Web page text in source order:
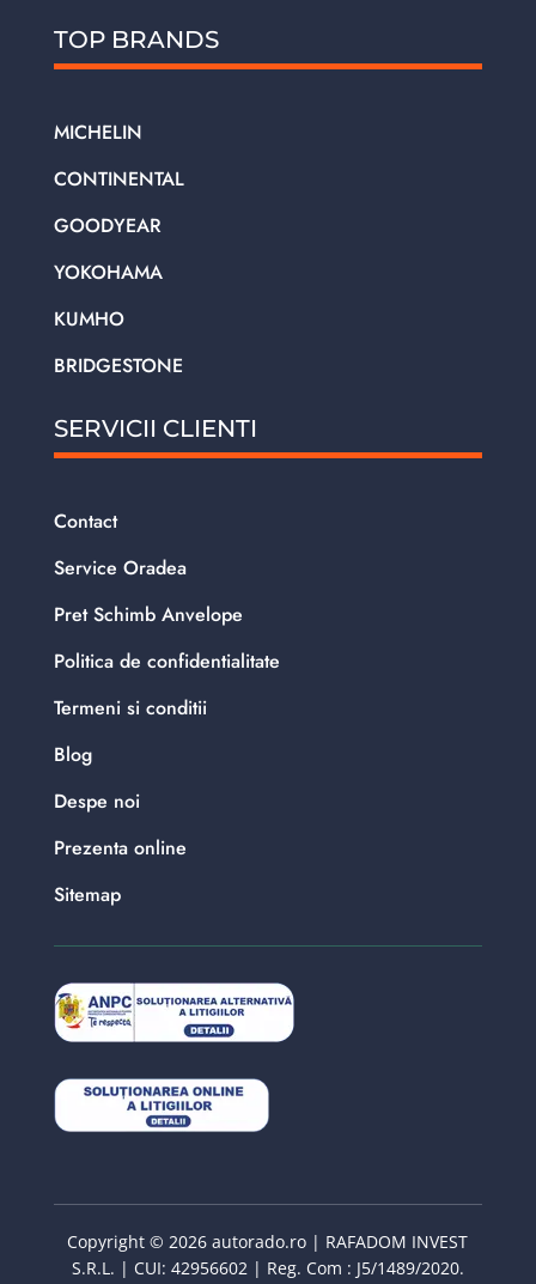
TOP BRANDS
MICHELIN
CONTINENTAL
GOODYEAR
YOKOHAMA
KUMHO
BRIDGESTONE
SERVICII CLIENTI
Contact
Service Oradea
Pret Schimb Anvelope
Politica de confidentialitate
Termeni si conditii
Blog
Despe noi
Prezenta online
Sitemap
Copyright © 2026 autorado.ro | RAFADOM INVEST
S.R.L. | CUI: 42956602 | Reg. Com : J5/1489/2020.